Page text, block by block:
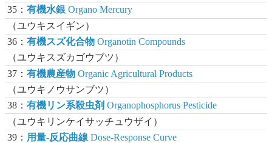
35：有機水銀 Organo Mercury
（ユウキスイギン）
36：有機スズ化合物 Organotin Compounds
（ユウキスズカゴウブツ）
37：有機農産物 Organic Agricultural Products
（ユウキノウサンブツ）
38：有機リン系殺虫剤 Organophosphorus Pesticide
（ユウキリンケイサッチュウザイ）
39： 用量-反応曲線 Dose-Response Curve